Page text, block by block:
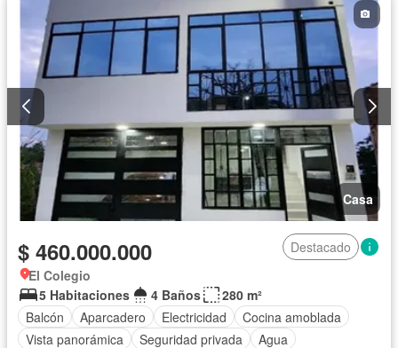
Casa
$ 460.000.000
Destacado
El Colegio
5 Habitaciones
4 Baños
280 m²
Balcón
Aparcadero Electricidad
Cocina amoblada
Vista panorámica
Seguridad privada Agua